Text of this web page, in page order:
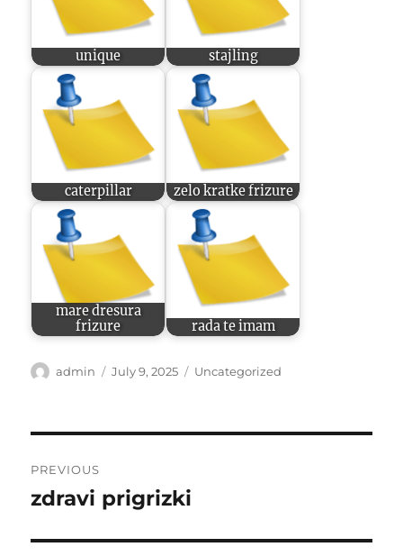
unique stajling
caterpillar zelo kratke frizure
mare dresura
frizure
rada te imam
Author
admin
Posted
July 9, 2025 Categories
Uncategorized
navigation
PREVIOUS
Previous
zdravi prigrizki